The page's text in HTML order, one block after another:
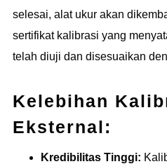
selesai, alat ukur akan
sertifikat kalibrasi yang
telah diuji dan disesuaikan
Kelebihan
Eksternal:
Kredibilitas Tinggi: